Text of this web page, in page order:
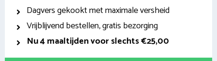
Dagvers gekookt met maximale versheid
Vrijblijvend bestellen, gratis bezorging
Nu4 maaltijden voor slechts €25,00